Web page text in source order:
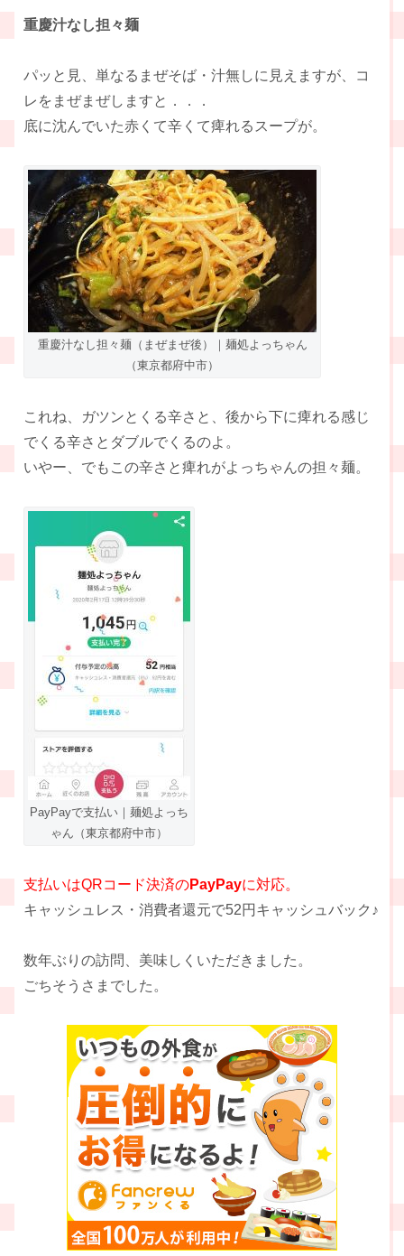
重慶汁なし担々麺
パッと見、単なるまぜそば・汁無しに見えますが、コ
レをまぜまぜしますと．．．
底に沈んでいた赤くて辛くて痺れるスープが。
重慶汁なし担々麺（まぜまぜ後）｜麺処よっちゃん
（東京都府中市）
これね、ガツンとくる辛さと、後から下に痺れる感じ
でくる辛さとダブルでくるのよ。
いやー、でもこの辛さと痺れがよっちゃんの担々麺。
PayPayで支払い｜麺処よっち
ゃん（東京都府中市）
支払いはQRコード決済のPayPayに対応。
キャッシュレス・消費者還元で52円キャッシュバック♪
数年ぶりの訪問、美味しくいただきました。
ごちそうさまでした。